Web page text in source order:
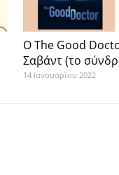
O The Good
Σαβάντ (το
14 Ιανουαρίου 2022